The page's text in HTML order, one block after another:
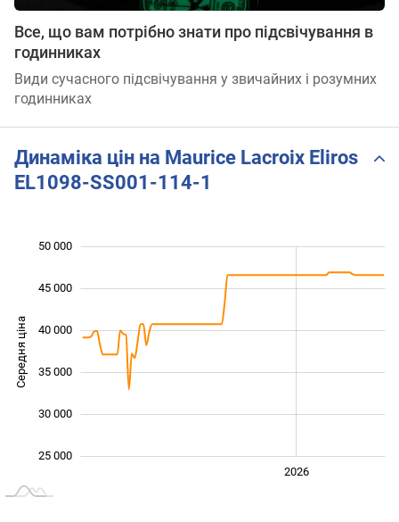
Все, що вам потрібно знати про підсвічування в
годинниках
Види сучасного підсвічування у звичайних і розумних
годинниках
Динаміка цін на Maurice Lacroix Eliros
EL1098-SS001-114-1
Середня ціна
25 000
30 000
35 000
40 000
45 000
50 000
2026